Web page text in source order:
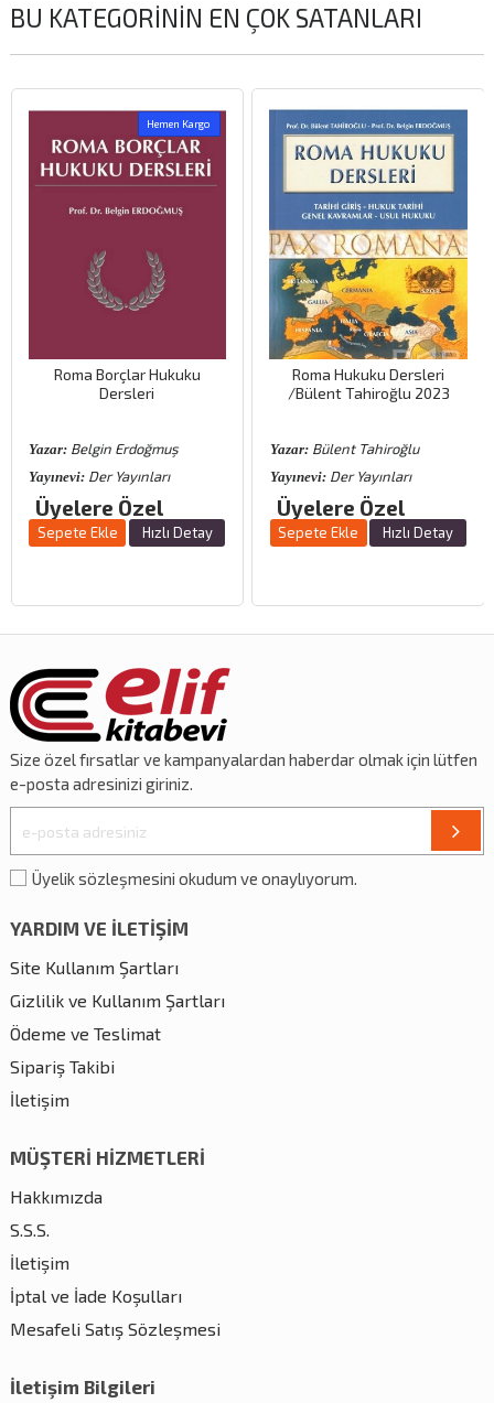
BU KATEGORININ EN ÇOK SATANLARI
Hemen Kargo
Roma Borçlar Hukuku
Dersleri
Yazar: Belgin Erdoğmuş
Yayınevi: Der Yayınları
Üyelere Özel
Sepete Ekle Hızlı Detay
Roma Hukuku Dersleri
/Bülent Tahiroğlu 2023
Yazar:Bülent Tahiroğlu
Yayınevi:Der Yayınları
Üyelere Özel
Sepete Ekle Hızlı Detay
Size özelfırsatlarve kampanyalardan haberdar olmak için lütfen
e-posta adresinizi giriniz.
Üyelik sözleşmesini okudum ve onaylıyorum.
YARDIM VE İLETİŞİM
Site Kullanım Şartları
Gizlilik ve Kullanım Şartları
Ödeme ve Teslimat
Sipariş Takibi
İletişim
MÜŞTERİ HİZMETLERİ
Hakkımızda
S.S.S.
İletişim
İptal ve İade Koşulları
Mesafeli Satış Sözleşmesi
İletişim Bilgileri